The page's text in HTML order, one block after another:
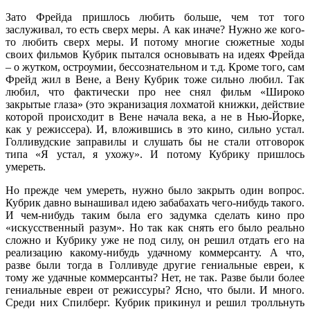
Зато Фрейда пришлось любить больше, чем тот того
заслуживал, то есть сверх меры. А как иначе? Нужно же кого-
то любить сверх меры. И потому многие сюжетные ходы
своих фильмов Кубрик пытался основывать на идеях Фрейда
– о жутком, остроумии, бессознательном и т.д. Кроме того, сам
Фрейд жил в Вене, а Вену Кубрик тоже сильно любил. Так
любил, что фактически про нее снял фильм «Широко
закрытые глаза» (это экранизация лохматой книжки, действие
которой происходит в Вене начала века, а не в Нью-Йорке,
как у режиссера). И, вложившись в это кино, сильно устал.
Голливудские заправилы и слушать бы не стали отговорок
типа «Я устал, я ухожу». И потому Кубрику пришлось
умереть.
Но прежде чем умереть, нужно было закрыть один вопрос.
Кубрик давно вынашивал идею забабахать чего-нибудь такого.
И чем-нибудь таким была его задумка сделать кино про
«искусственный разум». Но так как снять его было реально
сложно и Кубрику уже не под силу, он решил отдать его на
реализацию какому-нибудь удачному коммерсанту. А что,
разве были тогда в Голливуде другие гениальные евреи, к
тому же удачные коммерсанты? Нет, не так. Разве были более
гениальные евреи от режиссуры? Ясно, что были. И много.
Среди них Спилберг. Кубрик прикинул и решил тролльнуть